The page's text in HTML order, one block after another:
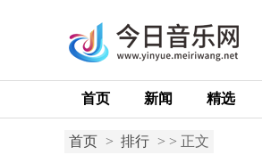
首页 新闻 精选
首页 > 排行 > > 正文